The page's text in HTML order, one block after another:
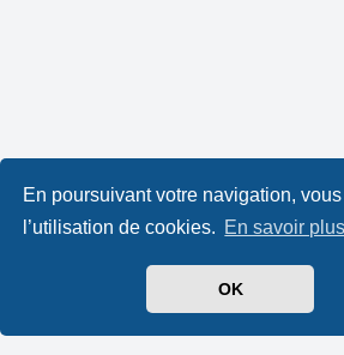
En poursuivant votre navigation,
l’utilisation de cookies. En savoir plus
OK